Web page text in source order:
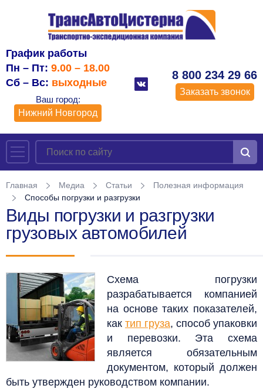
График работы
Пн – Пт: 9.00 – 18.00
Сб – Вс: выходные
Ваш город:
Нижний Новгород
8 800 234 29 66
Заказать звонок
Главная Медиа Статьи
Полезная информация
Способы погрузки и разгрузки
Виды погрузки и разгрузки
грузовых автомобилей
Схема погрузки
разрабатывается компанией
на основе таких показателей,
как тип груза, способ упаковки
и перевозки. Эта схема
является обязательным
документом, который должен
быть утвержден руководством компании.